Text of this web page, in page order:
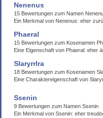
Nenenus
15 Bewertungen zum Namen
Ein Merkmal von Nenenus: eher
Phaeral
15 Bewertungen zum Kosenamen
Eine Eigenschaft von Phaeral: eher
Slaryrrlra
18 Bewertungen zum Kosenamen
Eine Charaktereigenschaft von
Ssenin
9 Bewertungen zum Namen Ssenin
Ein Merkmal von Ssenin: eher